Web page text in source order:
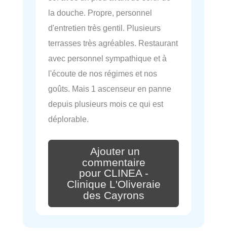
la douche. Propre, personnel
d'entretien très gentil. Plusieurs
terrasses très agréables. Restaurant
avec personnel sympathique et à
l'écoute de nos régimes et nos
goûts. Mais 1 ascenseur en panne
depuis plusieurs mois ce qui est
déplorable.
Ajouter un
commentaire
pour CLINEA -
Clinique L'Oliveraie
des Cayrons